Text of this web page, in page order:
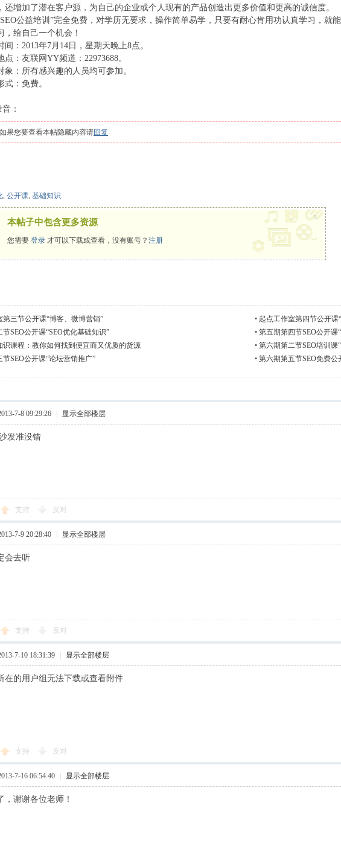
还增加了潜在客户源，为自己的企业或个人现有的产品创造出更多价值和更高的诚信度。
公益培训”完全免费，对学历无要求，操作简单易学，只要有耐心肯用功认真学习，就
，给自己一个机会！
2013年7月14日，星期天晚上8点。
友联网YY频道：22973688。
：所有感兴趣的人员均可参加。
：免费。
：
果您要查看本帖隐藏内容请回复
, 公开课, 基础知识
本帖子中包含更多资源
您需要 登录 才可以下载或查看，没有账号？ 注册
x
第三节公开课“博客、微博营销” • 起点工作室第四节公开课
SEO公开课“SEO优化基础知识” • 第五期第四节SEO公开课
识课程：教你如何找到便宜而又优质的货源 • 第六期第二节SEO培训课
节SEO公开课“论坛营销推广” • 第六期第五节SEO免费公
7-8 09:29:26 显示全部楼层
发准没错
支持 反对
7-9 20:28:40 显示全部楼层
会去听
支持 反对
7-10 18:31:39 显示全部楼层
在的用户组无法下载或查看附件
支持 反对
7-16 06:54:40 显示全部楼层
，谢谢各位老师！